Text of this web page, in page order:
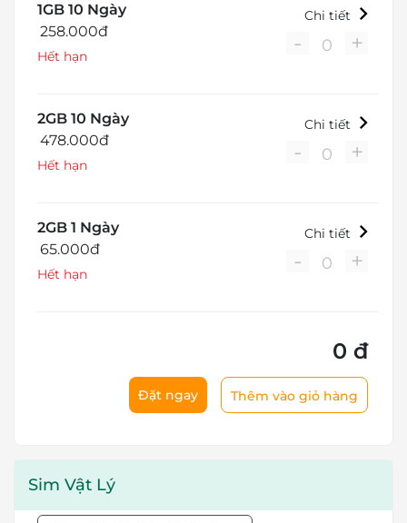
1GB 10 Ngày
258.000đ
Hết hạn
Chi tiết
- 0 +
2GB 10 Ngày
478.000đ
Hết hạn
Chi tiết
- 0 +
2GB 1 Ngày
65.000đ
Hết hạn
Chi tiết
- 0 +
0 đ
Thêm vào giỏ hàng
Đặt ngay
Sim Vật Lý